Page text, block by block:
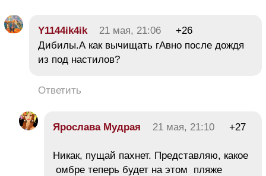
Y1144ik4ik 21 мая, 21:06
+26
Дибилы.А как вычищать гАвно после дождя
из под настилов?
Ответить
Ярослава Мудрая 21 мая, 21:10 +27
Никак, пущай пахнет. Представляю, какое
омбре теперь будет на этом пляже